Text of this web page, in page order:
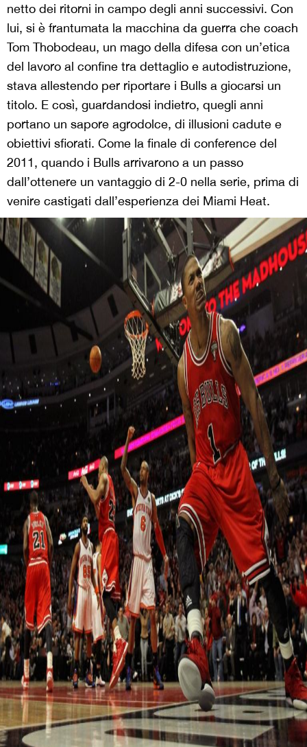
netto dei ritorni in campo degli anni successivi. Con
lui, si è frantumata la macchina da guerra che coach
Tom Thobodeau, un mago della difesa con un’etica
del lavoro al confine tra dettaglio e autodistruzione,
stava allestendo per riportare i Bulls a giocarsi un
titolo. E così, guardandosi indietro, quegli anni
portano un sapore agrodolce, di illusioni cadute e
obiettivi sfiorati. Come la finale di conference del
2011, quando i Bulls arrivarono a un passo
dall’ottenere un vantaggio di 2-0 nella serie, prima di
venire castigati dall’esperienza dei Miami Heat.